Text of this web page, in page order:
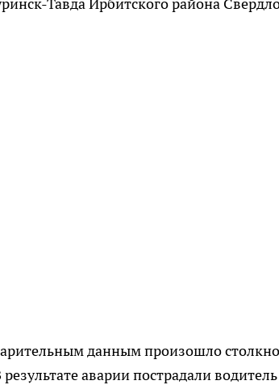
Тавда Ирбитского района
данным произошло
аварии пострадали